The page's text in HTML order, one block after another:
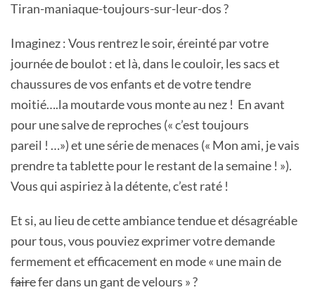
Tiran-maniaque-toujours-sur-leur-dos ?
Imaginez : Vous rentrez le soir, éreinté par votre
journée de boulot : et là, dans le couloir, les sacs et
chaussures de vos enfants et de votre tendre
moitié….la moutarde vous monte au nez ! En avant
pour une salve de reproches (« c’est toujours
pareil ! …») et une série de menaces (« Mon ami, je vais
prendre ta tablette pour le restant de la semaine ! »).
Vous qui aspiriez à la détente, c’est raté !
Et si, au lieu de cette ambiance tendue et désagréable
pour tous, vous pouviez exprimer votre demande
fermement et efficacement en mode « une main de
fairefer dans un gant de velours » ?